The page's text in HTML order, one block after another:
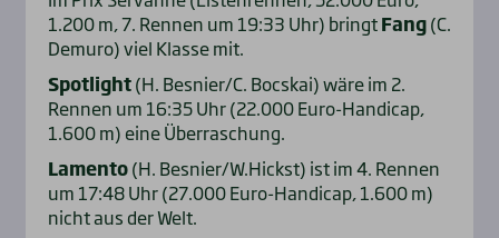
1.200 m, 7. Rennen um 19:33 Uhr) bringtFang(C.
Demuro) viel Klasse mit.
Spotlight(H. Besnier/C. Bocskai) wäre im 2.
Rennen um 16:35 Uhr (22.000 Euro-Handicap,
1.600 m) eine Überraschung.
Lamento(H. Besnier/W.Hickst) ist im 4. Rennen
um 17:48 Uhr (27.000 Euro-Handicap, 1.600 m)
nicht aus der Welt.